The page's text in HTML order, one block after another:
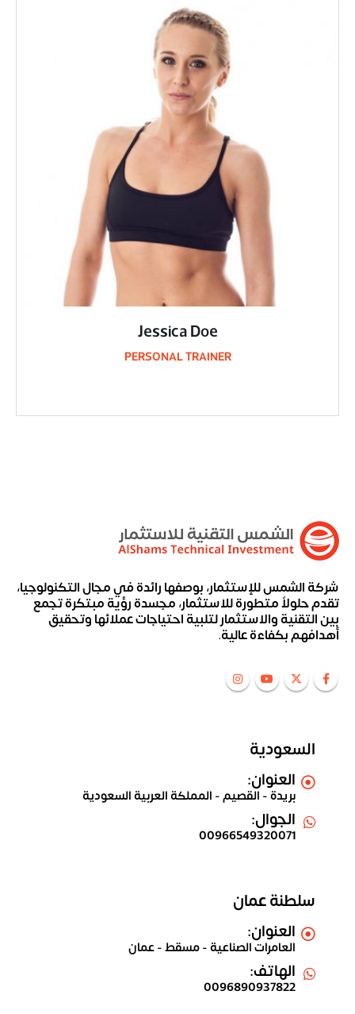
Jessica Doe
PERSONAL TRAINER
شركة الشمس للإستثمار، بوصفها رائدة في مجال التكنولوجيا،
تقدم حلولاً متطورة للاستثمار، مجسدة رؤية مبتكرة تجمع
بين التقنية والاستثمار لتلبية احتياجات عملائها وتحقيق
أهدافهم بكفاءة عالية.
السعودية
العنوان:
بريدة - القصيم - المملكة العربية السعودية
الجوال:
00966549320071
سلطنة عمان
العنوان:
العامرات الصناعية - مسقط - عمان
الهاتف:
0096890937822